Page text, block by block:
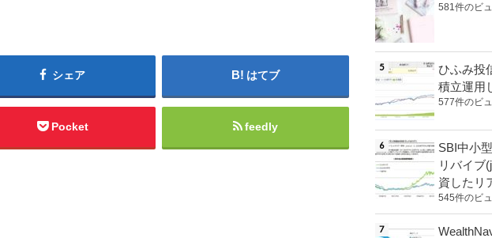
シェア はてブ
Pocket feedly
581件のビ
ひふみ投
積立運用
577件のビ
SBI中小
リバイブ
資したリ
545件のビ